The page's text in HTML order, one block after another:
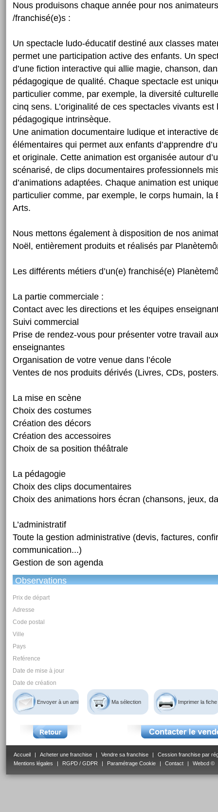
Nous produisons chaque année pour nos
/franchisé(e)s :
Un spectacle ludo-éducatif destiné aux classes
permet une participation active des enfants. Un
d’une fiction interactive qui allie magie, chanson,
pédagogique de qualité. Chaque spectacle est
particulier comme, par exemple, la diversité
cinq sens. L’originalité de ces spectacles vivants est
pédagogique intrinsèque.
Une animation documentaire ludique et interactive
élémentaires qui permet aux enfants d’apprendre
et originale. Cette animation est organisée autour
scénarisé, de clips documentaires professionnels
d’animations adaptées. Chaque animation est
particulier comme, par exemple, le corps humain, la
Arts.
Nous mettons également à disposition de nos
Noël, entièrement produits et réalisés par
Les différents métiers d’un(e) franchisé(e)
La partie commerciale :
Contact avec les directions et les équipes
Suivi commercial
Prise de rendez-vous pour présenter votre travail
enseignantes
Organisation de votre venue dans l’école
Ventes de nos produits dérivés (Livres, CDs,
La mise en scène
Choix des costumes
Création des décors
Création des accessoires
Choix de sa position théâtrale
La pédagogie
Choix des clips documentaires
Choix des animations hors écran (chansons, jeux,
L’administratif
Toute la gestion administrative (devis, factures,
communication...)
Gestion de son agenda
Observations
Prix de départ
Adresse
Code postal
Ville
Pays
Reférence
Date de mise à jour
Date de création
Envoyer à un ami Ma sélection Imprimer la fiche
Accueil Acheter une franchise Vendre sa franchise
Cession franchise par
Mentions légales
RGPD / GDPR Paramétrage Cookie Contact Webcd ©